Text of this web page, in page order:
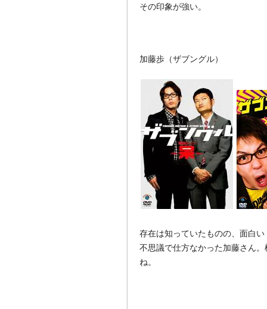
その印象が強い。
加藤歩（ザブングル）
存在は知っていたものの、面白
不思議で仕方なかった加藤さん
ね。